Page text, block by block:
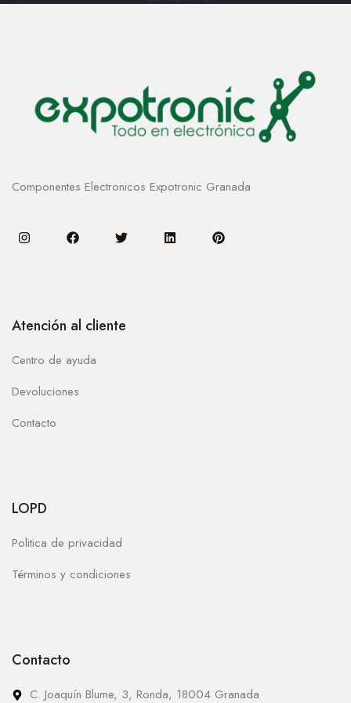
Componentes Electronicos Expotronic Granada
Atención al cliente
Centro de ayuda
Devoluciones
Contacto
LOPD
Politica de privacidad
Términos y condiciones
Contacto
C. Joaquín Blume, 3, Ronda, 18004 Granada